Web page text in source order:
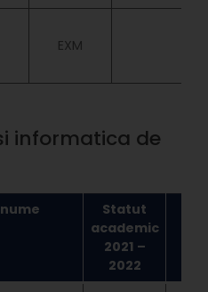
EXM
informatica de
Statut
academic
2021 –
2022